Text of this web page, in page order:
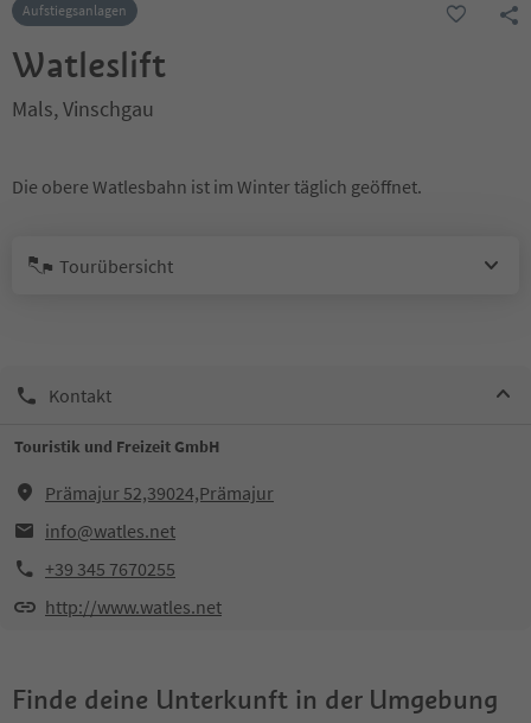
Aufstiegsanlagen
Watleslift
Mals, Vinschgau
Die obere Watlesbahn ist im Winter täglich geöffnet.
Tourübersicht
Kontakt
Touristik und Freizeit GmbH
Prämajur 52,39024,Prämajur
info@watles.net
+39 345 7670255
http://www.watles.net
Finde deine Unterkunft in der Umgebung